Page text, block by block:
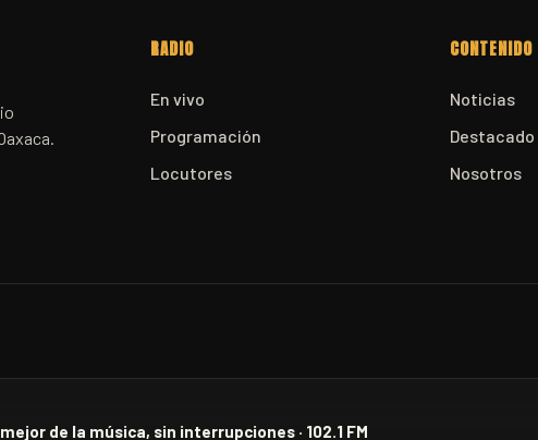
RADIO
En vivo
Programación
Locutores
CONTENIDO
Noticias
Destacado
Nosotros
de la música, sin interrupciones · 102.1 FM